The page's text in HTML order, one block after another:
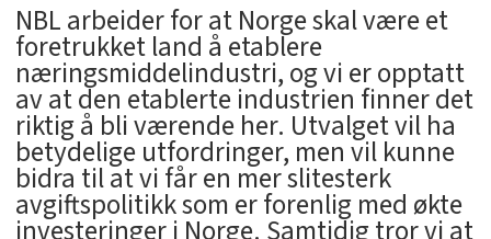
NBL arbeider for at Norge skal være et
foretrukket land å etablere
næringsmiddelindustri, og vi er opptatt
av at den etablerte industrien finner det
riktig å bli værende her. Utvalget vil ha
betydelige utfordringer, men vil kunne
bidra til at vi får en mer slitesterk
avgiftspolitikk som er forenlig med økte